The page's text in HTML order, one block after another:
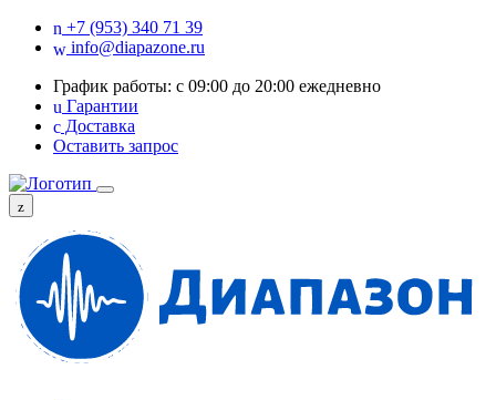
+7 (953) 340 71 39
info@diapazone.ru
График работы: с 09:00 до 20:00 ежедневно
Гарантии
Доставка
Оставить запрос